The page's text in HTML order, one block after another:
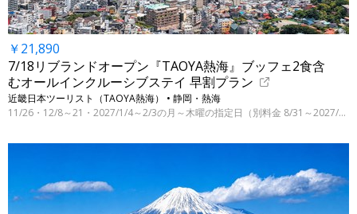
￥21,890
7/18リブランドオープン『TAOYA熱海』ブッフェ2食含
むオールインクルーシブステイ 早割プラン
近畿日本ツーリスト（TAOYA熱海） • 静岡・熱海
11/26・12/8～21・2027/1/4～2/3の月～木曜の指定日（別料金 8/31～2027/3/31の指定日）